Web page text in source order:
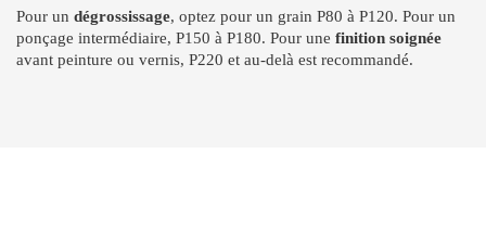
Pour un dégrossissage, optez pour un grain P80 à P120. Pour un
ponçage intermédiaire, P150 à P180. Pour une finition soignée
avant peinture ou vernis, P220 et au-delà est recommandé.